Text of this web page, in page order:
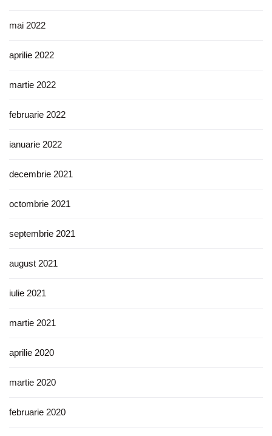
mai 2022
aprilie 2022
martie 2022
februarie 2022
ianuarie 2022
decembrie 2021
octombrie 2021
septembrie 2021
august 2021
iulie 2021
martie 2021
aprilie 2020
martie 2020
februarie 2020